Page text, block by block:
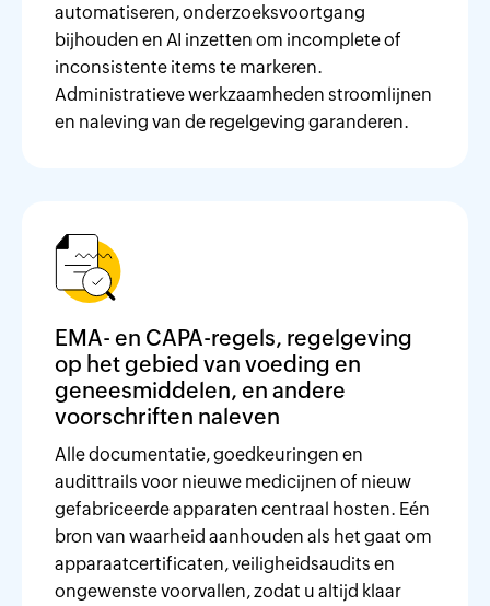
automatiseren, onderzoeksvoortgang
bijhouden en AI inzetten om incomplete of
inconsistente items te markeren.
Administratieve werkzaamheden stroomlijnen
en naleving van de regelgeving garanderen.
EMA- en CAPA-regels, regelgeving
op het gebied van voeding en
geneesmiddelen, en andere
voorschriften naleven
Alle documentatie, goedkeuringen en
audittrails voor nieuwe medicijnen of nieuw
gefabriceerde apparaten centraal hosten. Eén
bron van waarheid aanhouden als het gaat om
apparaatcertificaten, veiligheidsaudits en
ongewenste voorvallen, zodat u altijd klaar